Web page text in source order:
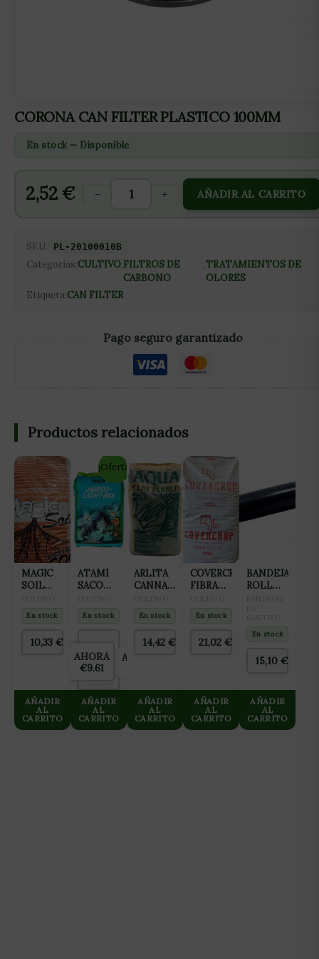
CORONA CAN FILTER PLASTICO 100MM
En stock — Disponible
2,52 € - + AÑADIR AL CARRITO
SKU: PL-20100010B
Categorías:CULTIVO,FILTROS DE
CARBONO
,TRATAMIENTOS DE
OLORES
Etiqueta:CAN FILTER
Pago seguro garantizado
Productos relacionados
MAGIC
SOIL
PROLED
CON
50L
En stock
10,33 €
AÑADIR
AL
CARRITO
¡Oferta!
ATAMI
SACO
LIGHTMIX
50L
En stock
AHORA
€9.61
AHORRAS
AÑADIR
AL
CARRITO
ARLITA
CANNA
CLAY
PEBLES
(ARCILLA
En stock
14,42€
AÑADIR
AL
CARRITO
COVERCROP
FIBRA
COCO
CON
105L
En stock
21,02€
AÑADIR
AL
CARRITO
BANDEJA
ROLL
1M
En stock
15,10€
AÑADIR
AL
CARRITO